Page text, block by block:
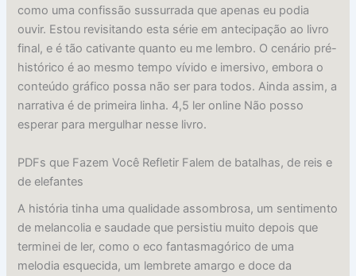
como uma confissão sussurrada que apenas eu podia
ouvir. Estou revisitando esta série em antecipação ao livro
final, e é tão cativante quanto eu me lembro. O cenário pré-
histórico é ao mesmo tempo vívido e imersivo, embora o
conteúdo gráfico possa não ser para todos. Ainda assim, a
narrativa é de primeira linha. 4,5 ler online Não posso
esperar para mergulhar nesse livro.
PDFs que Fazem Você Refletir Falem de batalhas, de reis e
de elefantes
A história tinha uma qualidade assombrosa, um sentimento
de melancolia e saudade que persistiu muito depois que
terminei de ler, como o eco fantasmagórico de uma
melodia esquecida, um lembrete amargo e doce da